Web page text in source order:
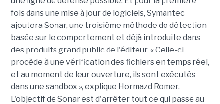
fois dans une mise à jour de logiciels, Symantec
ajoutera Sonar, une troisième méthode de détection
basée sur le comportement et déjà introduite dans
des produits grand public de l'éditeur. « Celle-ci
procède à une vérification des fichiers en temps réel,
et au moment de leur ouverture, ils sont exécutés
dans une sandbox », explique Hormazd Romer.
L'objectif de Sonar est d'arrêter tout ce qui passe au